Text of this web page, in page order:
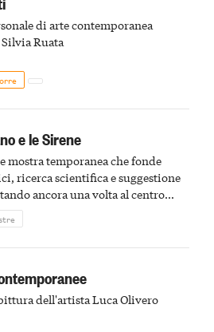
di arte contemporanea
Ruata
e le Sirene
mostra temporanea che fonde
ricerca scientifica e suggestione
ancora una volta al centro
meraviglie del passato astigiano
dell'artista Luca Olivero